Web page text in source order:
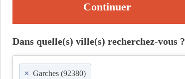
Continuer
Dans quelle(s) ville(s) recherchez-vous ?
× Garches (92380)